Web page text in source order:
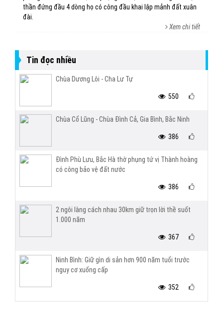
thần đứng đầu 4 dòng họ có công đầu khai lập mảnh đất xuân
đài.
Xem chi tiết
Tin đọc nhiều
Chùa Dương Lôi - Cha Lư Tự
550
Chùa Cổ Lũng - Chùa Đình Cả, Gia Bình, Bắc Ninh
386
Đình Phù Lưu, Bắc Hà thờ phụng tứ vị Thành hoàng
có công bảo vệ đất nước
386
2 ngôi làng cách nhau 30km giữ trọn lời thề suốt
1.000 năm
367
Ninh Bình: Giữ gìn di sản hơn 900 năm tuổi trước
nguy cơ xuống cấp
352